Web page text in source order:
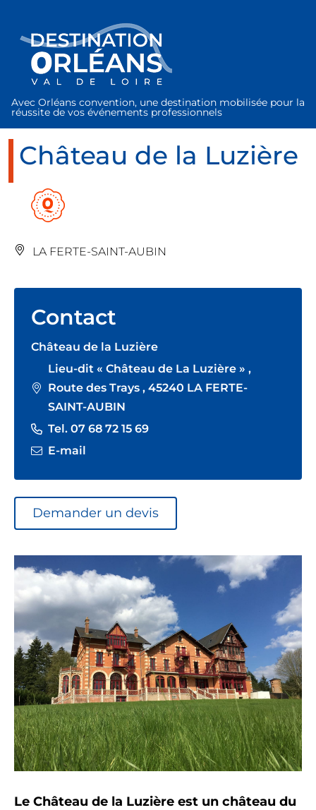
Avec Orléans convention, une destination mobilisée pour la
réussite de vos événements professionnels
Château de la Luzière
LA FERTE-SAINT-AUBIN
Le Château de la Luzière est un château du
Contact
Château de la Luzière
Lieu-dit « Château de La Luzière » ,
Route des Trays , 45240 LA FERTE-
SAINT-AUBIN
Tel. 07 68 72 15 69
E-mail
Demander un devis